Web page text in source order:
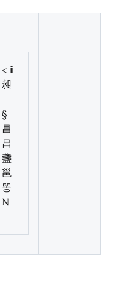
< ⅱ
昶
§
昌
昌
盞
邕
똥
N